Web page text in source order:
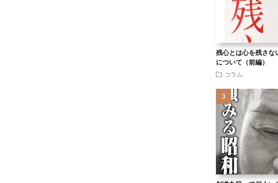
残心とは心を残さ
について（前編）
コラム